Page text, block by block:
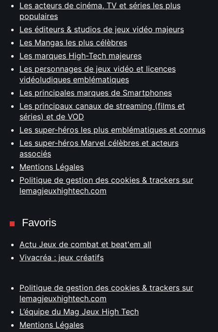
Les acteurs de cinéma, TV et séries les plus
populaires
Les éditeurs & studios de jeux vidéo majeurs
Les Mangas les plus célèbres
Les marques High-Tech majeures
Les personnages de jeux vidéo et licences
vidéoludiques emblématiques
Les principales marques de Smartphones
Les principaux canaux de streaming (films et
séries) et de VOD
Les super-héros les plus emblématiques et connus
Les super-héros Marvel célèbres et acteurs
associés
Mentions Légales
Politique de gestion des cookies & trackers sur
lemagjeuxhightech.com
Favoris
Actu Jeux de combat et beat'em all
Vivacréa : jeux créatifs
Politique de gestion des cookies & trackers sur
lemagjeuxhightech.com
L’équipe du Mag Jeux High Tech
Mentions Légales